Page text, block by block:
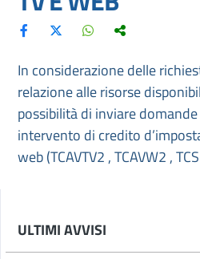
In considerazione delle
relazione alle risorse
possibilità di inviare
intervento di credito
web (TCAVTV2 , TCAVW2 ,
ULTIMI AVVISI